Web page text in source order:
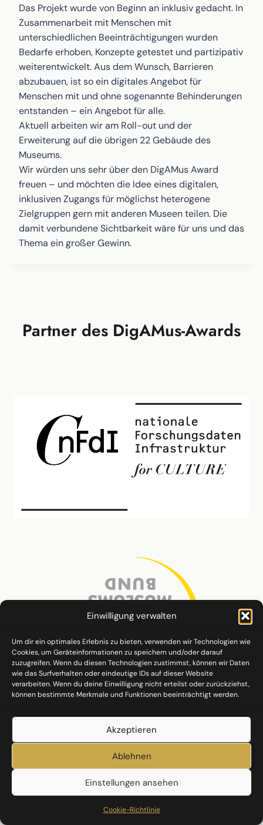
Einwilligung verwalten
Um dir ein optimales Erlebnis zu bieten, verwenden wir Technologien wie
Cookies, um Geräteinformationen zu speichern und/oder darauf
zuzugreifen. Wenn du diesen Technologien zustimmst, können wir Daten
wie das Surfverhalten oder eindeutige IDs auf dieser Website
verarbeiten. Wenn du deine Einwilligung nicht erteilst oder zurückziehst,
können bestimmte Merkmale und Funktionen beeinträchtigt werden.
Akzeptieren
Ablehnen
Einstellungen ansehen
Cookie-Richtlinie
Das Projekt wurde von Beginn an inklusiv gedacht. In
Zusammenarbeit mit Menschen mit
unterschiedlichen Beeinträchtigungen wurden
Bedarfe erhoben, Konzepte getestet und partizipativ
weiterentwickelt. Aus dem Wunsch, Barrieren
abzubauen, ist so ein digitales Angebot für
Menschen mit und ohne sogenannte Behinderungen
entstanden – ein Angebot für alle.
Aktuell arbeiten wir am Roll-out und der
Erweiterung auf die übrigen 22 Gebäude des
Museums.
Wir würden uns sehr über den DigAMus Award
freuen – und möchten die Idee eines digitalen,
inklusiven Zugangs für möglichst heterogene
Zielgruppen gern mit anderen Museen teilen. Die
damit verbundene Sichtbarkeit wäre für uns und das
Thema ein großer Gewinn.
Partner des DigAMus-Awards
Datenschutz Impressum Cookie-Richtlinie (EU)